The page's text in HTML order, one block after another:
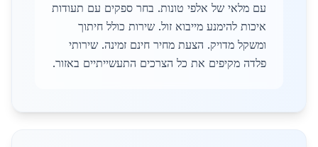
עם מלאי של אלפי טונות. בחר ספקים עם תעודות
איכות להימנע מייבוא זול. שירות כולל חיתוך
ומשקל מדויק. הצעת מחיר חינם זמינה. שירותי
פלדה מקיפים את כל הצרכים התעשייתיים באזור.